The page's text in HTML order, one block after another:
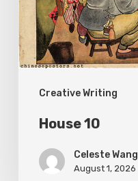
Creative Writing
House 10
Celeste Wang
August 1, 2026